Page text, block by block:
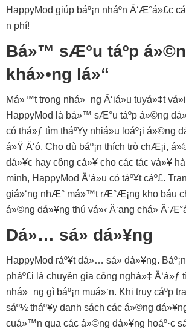
HappyMod giúp báº¡n nháº­n Ä‘Æ°á»£c
n phí!
Bá»™ sÆ°u táº­p
khá»•ng lá»“
Má»™t trong nhá»¯ng Ä‘iá»u tuyá»‡t vá»i
HappyMod là bá»™ sÆ°u táº­p á»©ng
có thá»ƒ tìm tháº¥y nhiá»u loáº¡i á»©ng
á»Ÿ Ä‘ó. Cho dù báº¡n thích trò chÆ¡i,
dá»¥c hay công cá»¥ cho các tác vá»¥
mình, HappyMod Ä‘á»u có táº¥t cáº£.
giá»‘ng nhÆ° má»™t rÆ°Æ¡ng kho báu
á»©ng dá»¥ng thú vá»‹ Ä‘ang chá»
Dá»… sá»­ dá»¥ng
HappyMod ráº¥t dá»… sá»­ dá»¥ng.
pháº£i là chuyên gia công nghá»‡ Ä‘á»ƒ
nhá»¯ng gì báº¡n muá»‘n. Khi truy cáº­p
sáº½ tháº¥y danh sách các á»©ng
cuá»™n qua các á»©ng dá»¥ng hoáº·c